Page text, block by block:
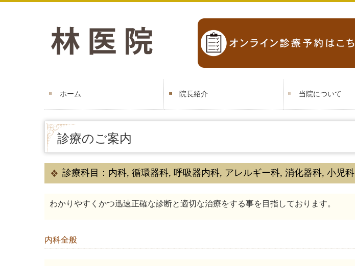
ホーム 院長紹介 当院について
診療のご案内
診療科目：内科, 循環器科, 呼吸器内科, アレルギー科, 消化器科, 小児科
わかりやすくかつ迅速正確な診断と適切な治療をする事を目指しております。
内科全般